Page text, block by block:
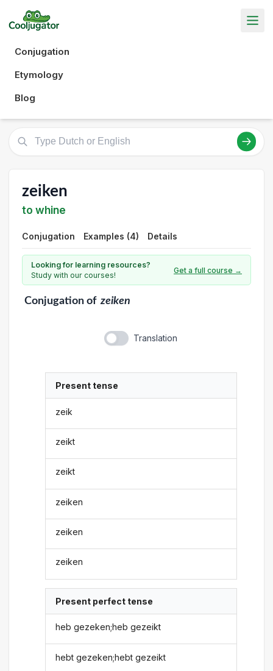
Conjugation
Etymology
Blog
zeiken
to whine
Conjugation Examples (4) Details
Looking for learning resources?
Study with our courses!
Get a full course →
Conjugationof zeiken
Translation
Present tense
zeik
zeikt
zeikt
zeiken
zeiken
zeiken
Present perfect tense
heb gezeken;heb gezeikt
hebt gezeken;hebt gezeikt